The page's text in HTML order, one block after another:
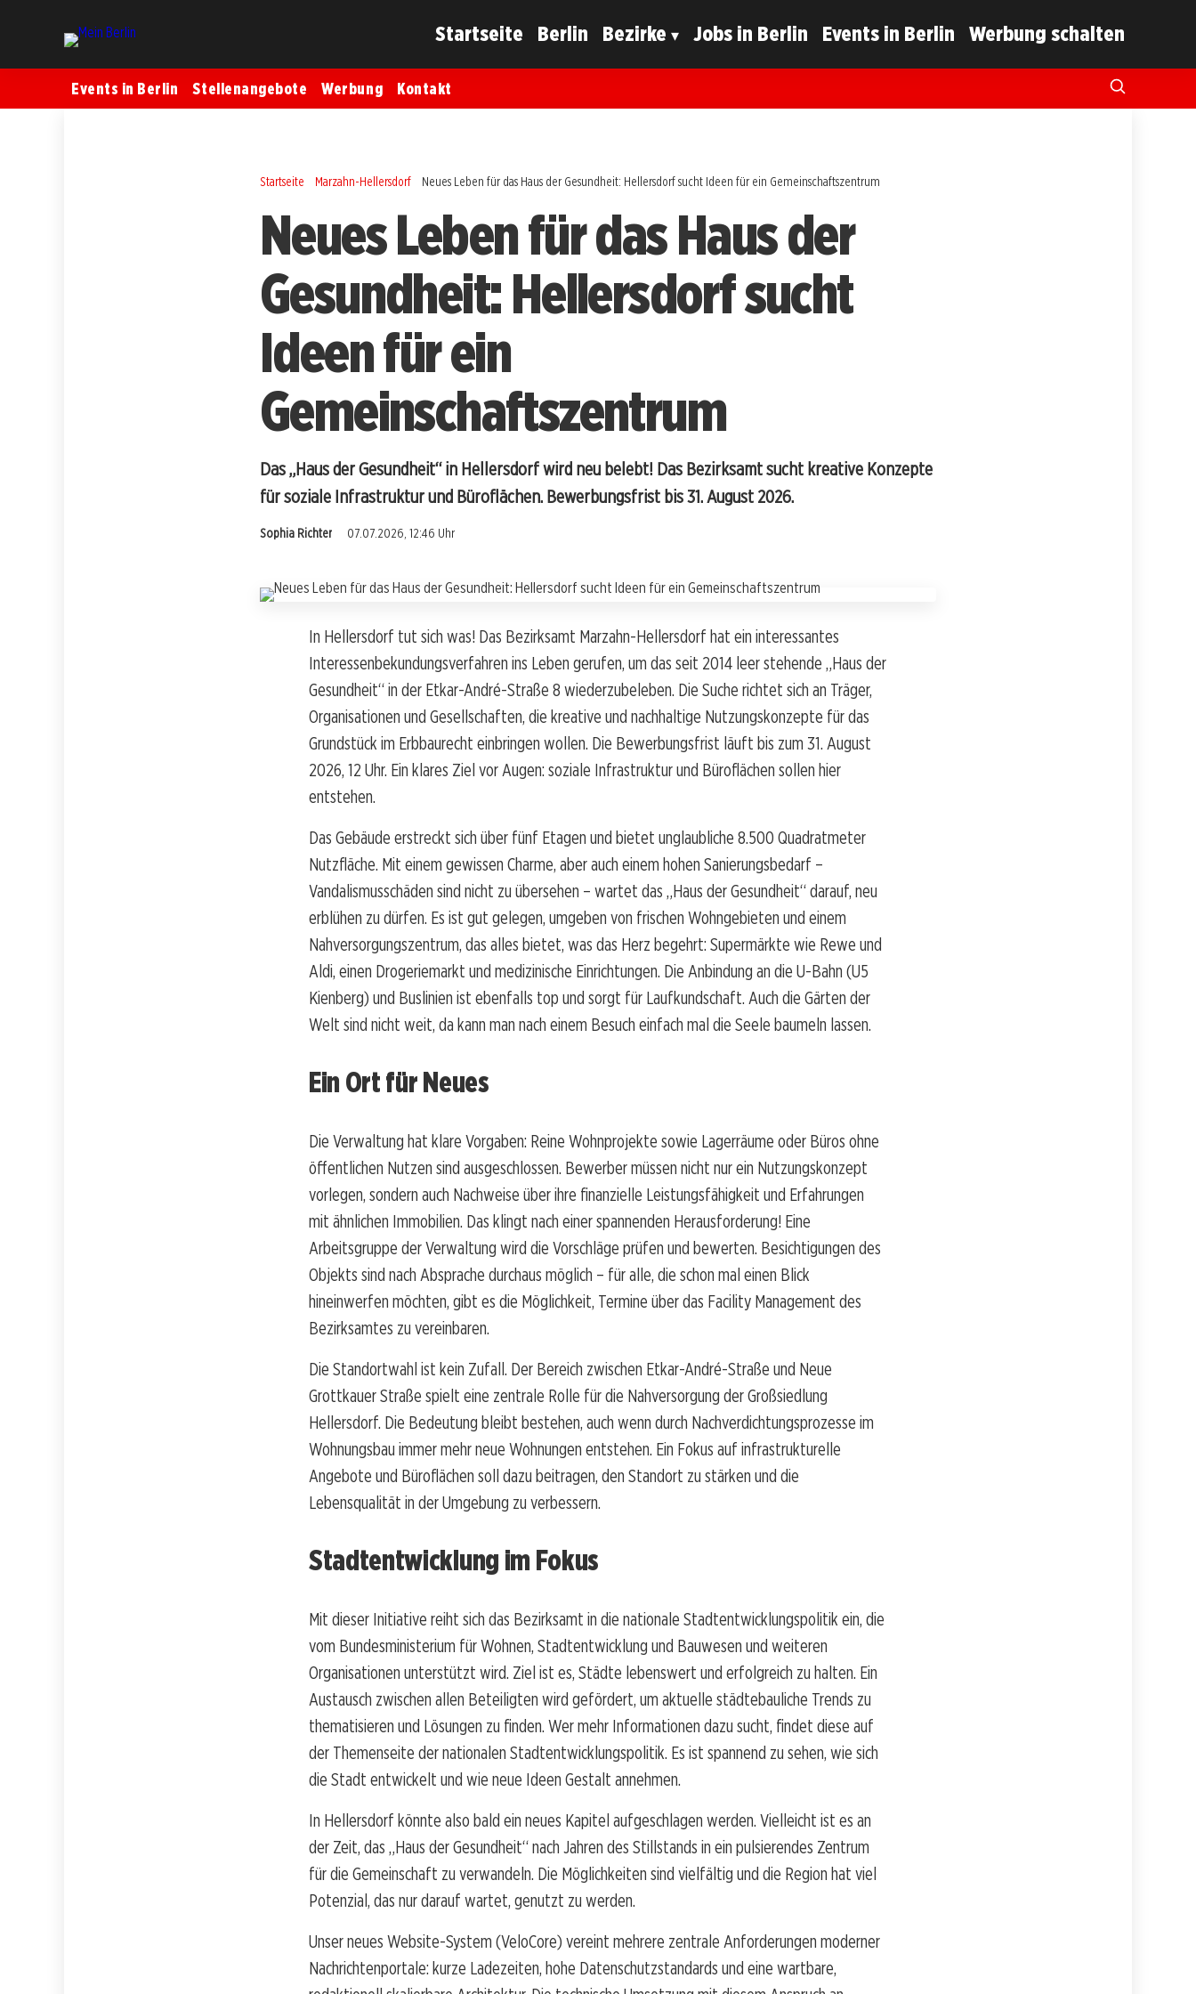
Startseite Berlin Bezirke Jobs in Berlin Events in Berlin Werbung schalten
Events in Berlin Stellenangebote Werbung Kontakt
Startseite Marzahn-Hellersdorf Neues Leben für das Haus der Gesundheit: Hellersdorf sucht Ideen für ein Gemeinschaftszentrum
Neues Leben für das Haus der
Gesundheit: Hellersdorf sucht
Ideen für ein
Gemeinschaftszentrum
Das „Haus der Gesundheit“ in Hellersdorf wird neu belebt! Das Bezirksamt sucht kreative Konzepte
für soziale Infrastruktur und Büroflächen. Bewerbungsfrist bis 31. August 2026.
Sophia Richter 07.07.2026, 12:46 Uhr
In Hellersdorf tut sich was! Das Bezirksamt Marzahn-Hellersdorf hat ein interessantes
Interessenbekundungsverfahren ins Leben gerufen, um das seit 2014 leer stehende „Haus der
Gesundheit“ in der Etkar-André-Straße 8 wiederzubeleben. Die Suche richtet sich an Träger,
Organisationen und Gesellschaften, die kreative und nachhaltige Nutzungskonzepte für das
Grundstück im Erbbaurecht einbringen wollen. Die Bewerbungsfrist läuft bis zum 31. August
2026, 12 Uhr. Ein klares Ziel vor Augen: soziale Infrastruktur und Büroflächen sollen hier
entstehen.
Das Gebäude erstreckt sich über fünf Etagen und bietet unglaubliche 8.500 Quadratmeter
Nutzfläche. Mit einem gewissen Charme, aber auch einem hohen Sanierungsbedarf –
Vandalismusschäden sind nicht zu übersehen – wartet das „Haus der Gesundheit“ darauf, neu
erblühen zu dürfen. Es ist gut gelegen, umgeben von frischen Wohngebieten und einem
Nahversorgungszentrum, das alles bietet, was das Herz begehrt: Supermärkte wie Rewe und
Aldi, einen Drogeriemarkt und medizinische Einrichtungen. Die Anbindung an die U-Bahn (U5
Kienberg) und Buslinien ist ebenfalls top und sorgt für Laufkundschaft. Auch die Gärten der
Welt sind nicht weit, da kann man nach einem Besuch einfach mal die Seele baumeln lassen.
Ein Ort für Neues
Die Verwaltung hat klare Vorgaben: Reine Wohnprojekte sowie Lagerräume oder Büros ohne
öffentlichen Nutzen sind ausgeschlossen. Bewerber müssen nicht nur ein Nutzungskonzept
vorlegen, sondern auch Nachweise über ihre finanzielle Leistungsfähigkeit und Erfahrungen
mit ähnlichen Immobilien. Das klingt nach einer spannenden Herausforderung! Eine
Arbeitsgruppe der Verwaltung wird die Vorschläge prüfen und bewerten. Besichtigungen des
Objekts sind nach Absprache durchaus möglich – für alle, die schon mal einen Blick
hineinwerfen möchten, gibt es die Möglichkeit, Termine über das Facility Management des
Bezirksamtes zu vereinbaren.
Die Standortwahl ist kein Zufall. Der Bereich zwischen Etkar-André-Straße und Neue
Grottkauer Straße spielt eine zentrale Rolle für die Nahversorgung der Großsiedlung
Hellersdorf. Die Bedeutung bleibt bestehen, auch wenn durch Nachverdichtungsprozesse im
Wohnungsbau immer mehr neue Wohnungen entstehen. Ein Fokus auf infrastrukturelle
Angebote und Büroflächen soll dazu beitragen, den Standort zu stärken und die
Lebensqualität in der Umgebung zu verbessern.
Stadtentwicklung im Fokus
Mit dieser Initiative reiht sich das Bezirksamt in die nationale Stadtentwicklungspolitik ein, die
vom Bundesministerium für Wohnen, Stadtentwicklung und Bauwesen und weiteren
Organisationen unterstützt wird. Ziel ist es, Städte lebenswert und erfolgreich zu halten. Ein
Austausch zwischen allen Beteiligten wird gefördert, um aktuelle städtebauliche Trends zu
thematisieren und Lösungen zu finden. Wer mehr Informationen dazu sucht, findet diese auf
der Themenseite der nationalen Stadtentwicklungspolitik. Es ist spannend zu sehen, wie sich
die Stadt entwickelt und wie neue Ideen Gestalt annehmen.
In Hellersdorf könnte also bald ein neues Kapitel aufgeschlagen werden. Vielleicht ist es an
der Zeit, das „Haus der Gesundheit“ nach Jahren des Stillstands in ein pulsierendes Zentrum
für die Gemeinschaft zu verwandeln. Die Möglichkeiten sind vielfältig und die Region hat viel
Potenzial, das nur darauf wartet, genutzt zu werden.
Unser neues Website-System (VeloCore) vereint mehrere zentrale Anforderungen moderner
Nachrichtenportale: kurze Ladezeiten, hohe Datenschutzstandards und eine wartbare,